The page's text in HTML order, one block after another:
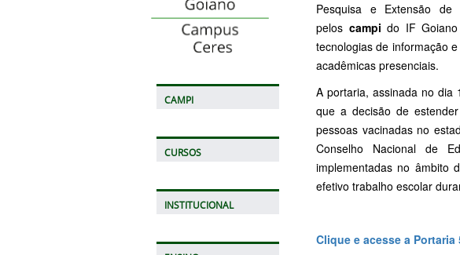
CAMPI
CURSOS
INSTITUCIONAL
Pesquisa e Extensão
pelos campi do IF
tecnologias de informação
acadêmicas presenciais.
A portaria, assinada no dia
que a decisão de
pessoas vacinadas no
Conselho Nacional de
implementadas no âmbito
efetivo trabalho escolar
Clique e acesse a Portaria